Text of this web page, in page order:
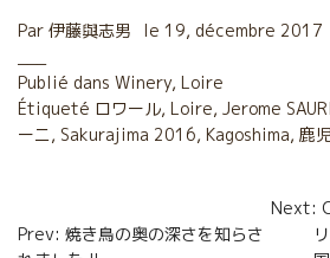
c
b
k
i
t
a
l
r
a
g
r
Par 伊藤與志男 le 19, décembre 2017
Publié dans Winery, Loire
Étiqueté ロワール, Loire, Jerome
ーニ, Sakurajima 2016, Kagoshima, 鹿
Navigation
Prev: 焼き鳥の奥の深さを知らさ
Next: